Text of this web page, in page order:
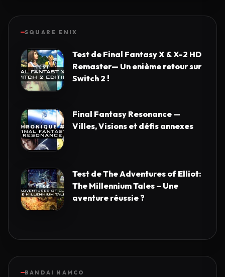
SQUARE ENIX
Test de Final Fantasy X & X-2 HD
Remaster— Un enième retour sur
Switch 2 !
Final Fantasy Resonance —
Villes, Visions et défis annexes
Test de The Adventures of Elliot:
The Millennium Tales – Une
aventure réussie ?
BANDAI NAMCO